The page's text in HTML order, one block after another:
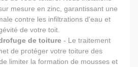
mesure en zinc, garantissant une
contre les infiltrations d'eau et
de votre toit.
de toiture - Le traitement
de protéger votre toiture des
limiter la formation de mousses et